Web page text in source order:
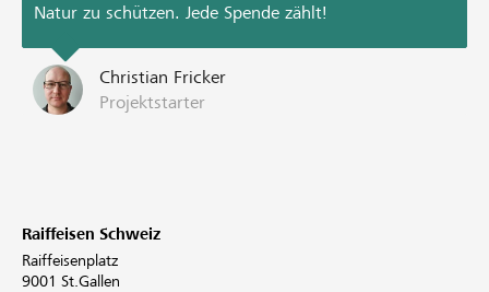
Natur zu schützen. Jede Spende zählt!
Christian Fricker
Projektstarter
Raiffeisen Schweiz
Raiffeisenplatz
9001 St.Gallen